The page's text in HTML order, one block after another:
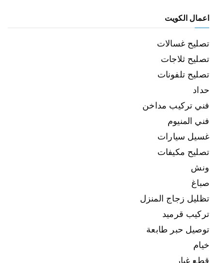
اعمال الكويت
تصليح غسالات
تصليح ثلاجات
تصليح تلفونات
حداد
فني تركيب مداخن
فني المنيوم
غسيل سيارات
تصليح مكيفات
ونش
صباغ
تظليل زجاج المنزل
تركيب قرميد
توصيل حبر طابعة
خيام
قطع غيار